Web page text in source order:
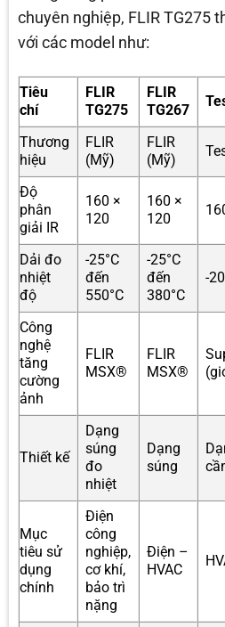
chuyên nghiệp, FLIR TG275
với các model như:
Tiêu
chí
FLIR
TG275
FLIR
TG267
Thương
hiệu
FLIR
(Mỹ)
FLIR
(Mỹ)
Độ
phân
giải IR
160 ×
120
160 ×
120
Dải đo
nhiệt
độ
-25°C
đến
550°C
-25°C
đến
380°C
-
Công
nghệ
tăng
cường
ảnh
FLIR
MSX®
FLIR
MSX®
Thiết kế
Dạng
súng
đo
nhiệt
Dạng
súng
Mục
tiêu sử
dụng
chính
Điện
công
nghiệp,
cơ khí,
bảo trì
nặng
Điện –
HVAC